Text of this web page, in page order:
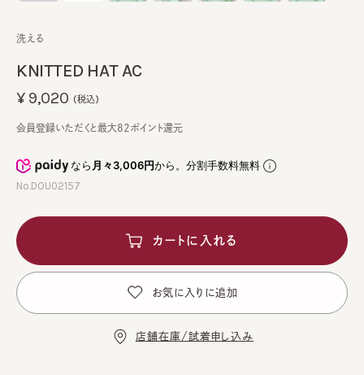
KNITTED HAT AC
洗える
なら月々3,006円から。分割手数料無料
No.DOU02157
¥9,020 (税込)
会員登録いただくと最大82ポイント還元
カートに入れる
お気に入りに追加
店舗在庫/試着申し込み